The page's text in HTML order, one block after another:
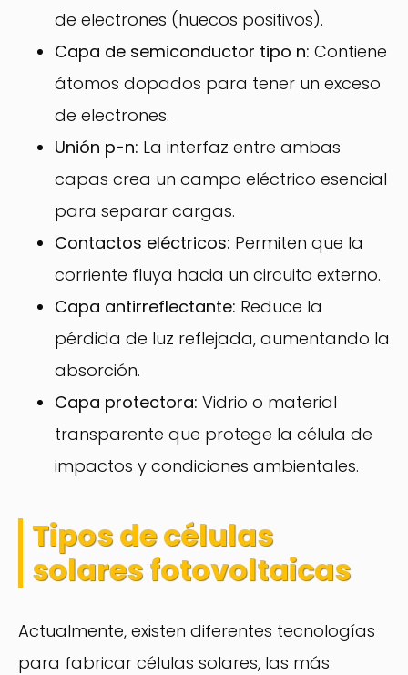
de electrones (huecos positivos).
Capa de semiconductor tipo n: Contiene
átomos dopados para tener un exceso
de electrones.
Unión p-n: La interfaz entre ambas
capas crea un campo eléctrico esencial
para separar cargas.
Contactos eléctricos: Permiten que la
corriente fluya hacia un circuito externo.
Capa antirreflectante: Reduce la
pérdida de luz reflejada, aumentando la
absorción.
Capa protectora: Vidrio o material
transparente que protege la célula de
impactos y condiciones ambientales.
Tipos de células
solares fotovoltaicas
Actualmente, existen diferentes tecnologías
para fabricar células solares, las más